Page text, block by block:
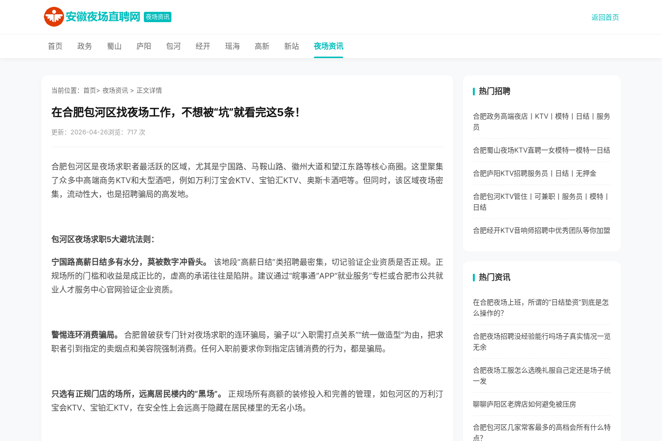
夜场资讯 返回首页
首页 政务 蜀山 庐阳 包河 经开 瑶海 高新 新站 夜场资讯
当前位置： 首页> 夜场资讯 > 正文详情
在合肥包河区找夜场工作，不想被“坑”就看完这5条！
更新：2026-04-26浏览：717 次
合肥包河区是夜场求职者最活跃的区域，尤其是宁国路、马鞍山路、徽州大道和望江东路等核心商圈。这里聚集
了众多中高端商务KTV和大型酒吧，例如万利汀宝会KTV、宝铂汇KTV、奥斯卡酒吧等。但同时，该区域夜场密
集，流动性大，也是招聘骗局的高发地。
包河区夜场求职5大避坑法则：
宁国路高薪日结多有水分，莫被数字冲昏头。
该地段“高薪日结”类招聘最密集，切记验证企业资质是否正规。正
规场所的门槛和收益是成正比的，虚高的承诺往往是陷阱。建议通过“皖事通”APP“就业服务”专栏或合肥市公共就
业人才服务中心官网验证企业资质。
警惕连环消费骗局。 合肥曾破获专门针对夜场求职的连环骗局，骗子以“入职需打点关系”“统一做造型”为由，把求
职者引到指定的卖烟点和美容院强制消费。任何入职前要求你到指定店铺消费的行为，都是骗局。
只选有正规门店的场所，远离居民楼内的“黑场”。
正规场所有高额的装修投入和完善的管理，如包河区的万利汀
宝会KTV、宝铂汇KTV，在安全性上会远高于隐藏在居民楼里的无名小场。
热门招聘
合肥政务高端夜店丨KTV丨模特丨日结丨服务
员
合肥蜀山夜场KTV直聘一女模特一模特一日结
合肥庐阳KTV招聘服务员丨日结丨无押金
合肥包河KTV管住丨可兼职丨服务员丨模特丨
日结
合肥经开KTV音响师招聘中优秀团队等你加盟
热门资讯
在合肥夜场上班，所谓的“日结垫资”到底是怎
么操作的？
合肥夜场招聘没经验能行吗场子真实情况一览
无余
合肥夜场工服怎么选晚礼服自己定还是场子统
一发
聊聊庐阳区老牌店如何避免被压房
合肥包河区几家常客最多的高档会所有什么特
点？